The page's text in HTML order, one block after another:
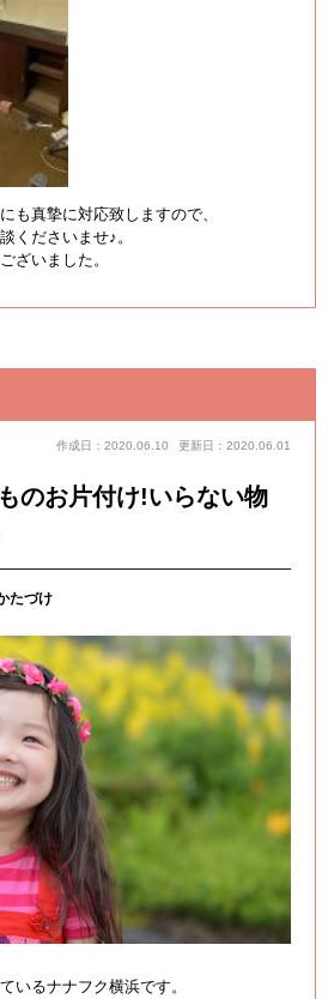
も真摯に対応致しますので、
くださいませ♪。
ざいました。
作成日：2020.06.10 更新日：2020.06.01
のお片付け!いらない物
たづけ
いるナナフク横浜です。